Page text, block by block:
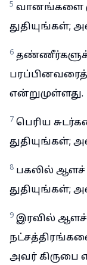
5 வானங்களை
துதியுங்கள்;
6
பரப்பினவரைத்
என்றுமுள்ளது.
7 பெரிய
துதியுங்கள்;
8 பகலில் ஆளச்
துதியுங்கள்;
9 இரவில் ஆளச்
அவர் கிருபை